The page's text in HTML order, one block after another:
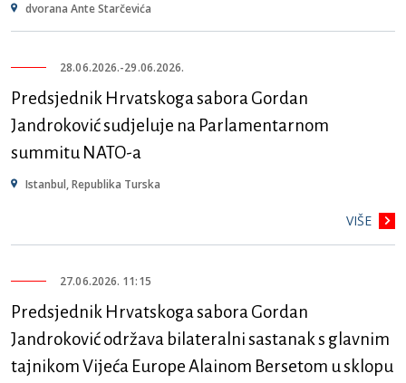
dvorana Ante Starčevića
28.06.2026.-29.06.2026.
Predsjednik Hrvatskoga sabora Gordan
Jandroković sudjeluje na Parlamentarnom
summitu NATO-a
Istanbul, Republika Turska
VIŠE
27.06.2026. 11:15
Predsjednik Hrvatskoga sabora Gordan
Jandroković održava bilateralni sastanak s glavnim
tajnikom Vijeća Europe Alainom Bersetom u sklopu